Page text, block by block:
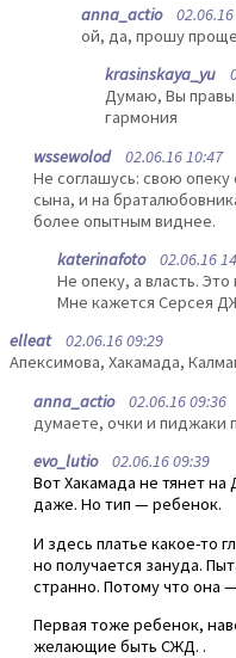
anna_actio02.06.16
ой, да, прошу
krasinskaya_yu
Думаю, Вы
гармония
wssewolod02.06.16 10:47
Не соглашусь: свою
сына, и на
более опытным виднее.
katerinafoto02.06.16
Не опеку, а власть. Это
Мне кажется Серсея
elleat02.06.16 09:29
Апексимова, Хакамада,
anna_actio02.06.16 09:36
думаете, очки и пиджаки
evo_lutio02.06.16 09:39
Вот Хакамада не тянет
даже. Но тип — ребенок.
И здесь платье какое-то
но получается зануда.
странно. Потому что она
Первая тоже ребенок,
желающие быть СЖД. .